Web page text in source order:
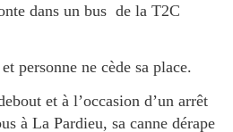
dans un bus de la T2C
personne ne cède sa place.
et à l’occasion d’un arrêt
à La Pardieu, sa canne dérape